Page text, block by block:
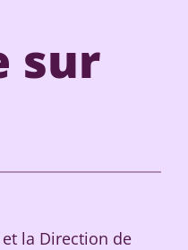
sur
et la Direction de